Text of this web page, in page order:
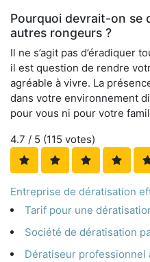
Pourquoi devrait-on se
autres rongeurs ?
Il ne s’agit pas d’éradiquer
il est question de rendre
agréable à vivre. La
dans votre environnement
pour vous ni pour votre
4.7 / 5 (115 votes)
Entreprise de dératisation
Tarif pour une
Société de dératisation
Dératiseur professionnel